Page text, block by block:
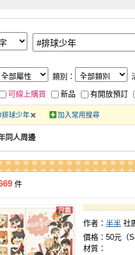
類別：
可線上購買 新品 有開放預訂
排球少年 加入常用搜尋
同人周邊
件
作者： 半半 社
價格：50元（
材質：